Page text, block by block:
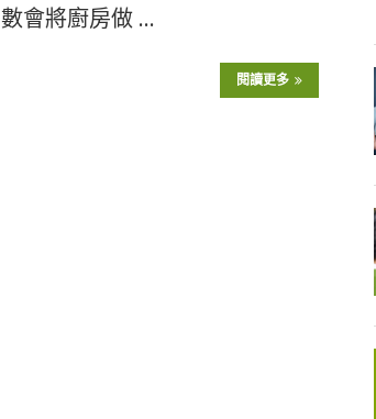
會將廚房做 …
閱讀更多